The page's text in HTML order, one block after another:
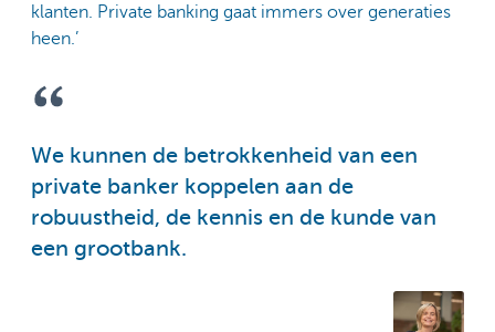
klanten. Private banking gaat immers over generaties
heen.’
We kunnen de betrokkenheid van een
private banker koppelen aan de
robuustheid, de kennis en de kunde van
een grootbank.